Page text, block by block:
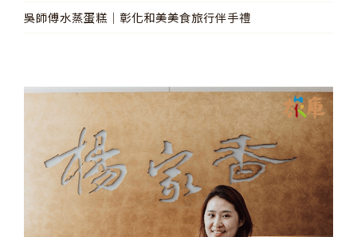
吳師傅水蒸蛋糕│彰化和美美食旅行伴手禮